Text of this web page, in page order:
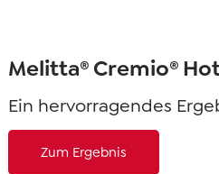
Melitta® Cremio®
Ein hervorragendes
Zum Ergebnis